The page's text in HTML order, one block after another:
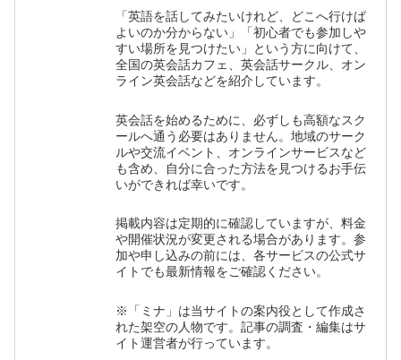
「英語を話してみたいけれど、どこへ行けば
よいのか分からない」「初心者でも参加しや
すい場所を見つけたい」という方に向けて、
全国の英会話カフェ、英会話サークル、オン
ライン英会話などを紹介しています。
英会話を始めるために、必ずしも高額なスク
ールへ通う必要はありません。地域のサーク
ルや交流イベント、オンラインサービスなど
も含め、自分に合った方法を見つけるお手伝
いができれば幸いです。
掲載内容は定期的に確認していますが、料金
や開催状況が変更される場合があります。参
加や申し込みの前には、各サービスの公式サ
イトでも最新情報をご確認ください。
※「ミナ」は当サイトの案内役として作成さ
れた架空の人物です。記事の調査・編集はサ
イト運営者が行っています。